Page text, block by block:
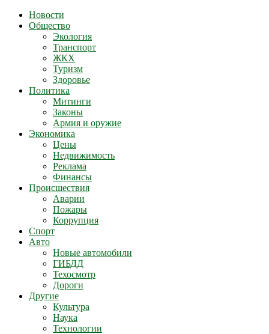
Новости
Общество
Экология
Транспорт
ЖКХ
Туризм
Здоровье
Политика
Митинги
Законы
Армия и оружие
Экономика
Цены
Недвижимость
Реклама
Финансы
Происшествия
Аварии
Пожары
Коррупция
Спорт
Авто
Новые автомобили
ГИБДД
Техосмотр
Дороги
Другие
Культура
Наука
Технологии